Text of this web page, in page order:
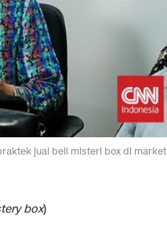
jual beli misteri box di market
box)